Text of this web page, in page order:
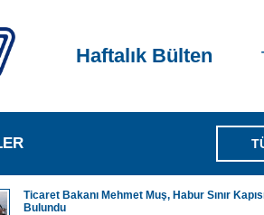
Haftalık Bülten
Ticaret Bakanı Mehmet Muş, Habur Sınır
Bulundu